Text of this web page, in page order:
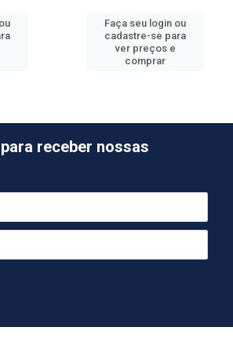
Faça seu login ou
cadastre-se para
ver preços e
comprar
receber nossas